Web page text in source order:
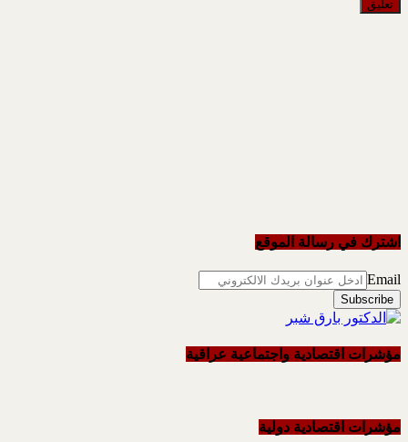
اشترك في رسالة الموقع
Email
مؤشرات اقتصادية واجتماعية عراقية
مؤشرات اقتصادية دولية